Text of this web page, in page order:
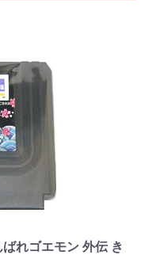
れゴエモン 外伝 き